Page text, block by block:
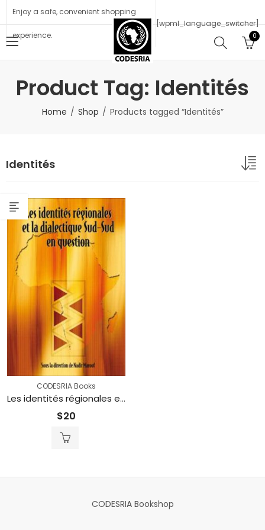
Enjoy a safe, convenient shopping
experience.
[wpml_language_switcher]
0
Product Tag: Identités
Home Shop Products tagged “Identités”
Identités
CODESRIA Books
Les identités régionales et la dialectique Sud-Sud en question (Printed)
$20
CODESRIA Bookshop